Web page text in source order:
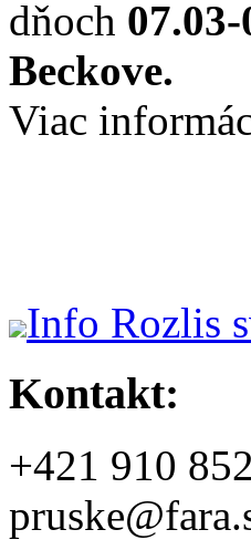
dňoch
Beckove.
Viac
Info Rozlis
Kontakt:
+421 910